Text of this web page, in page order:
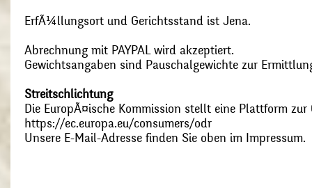
ErfÃ¼llungsort und Gerichtsstand ist Jena.
Abrechnung mit PAYPAL wird akzeptiert.
Gewichtsangaben sind Pauschalgewichte zur
Streitschlichtung
Die EuropÃ¤ische Kommission stellt eine Plattform
https://ec.europa.eu/consumers/odr
Unsere E-Mail-Adresse finden Sie oben im Impressum.